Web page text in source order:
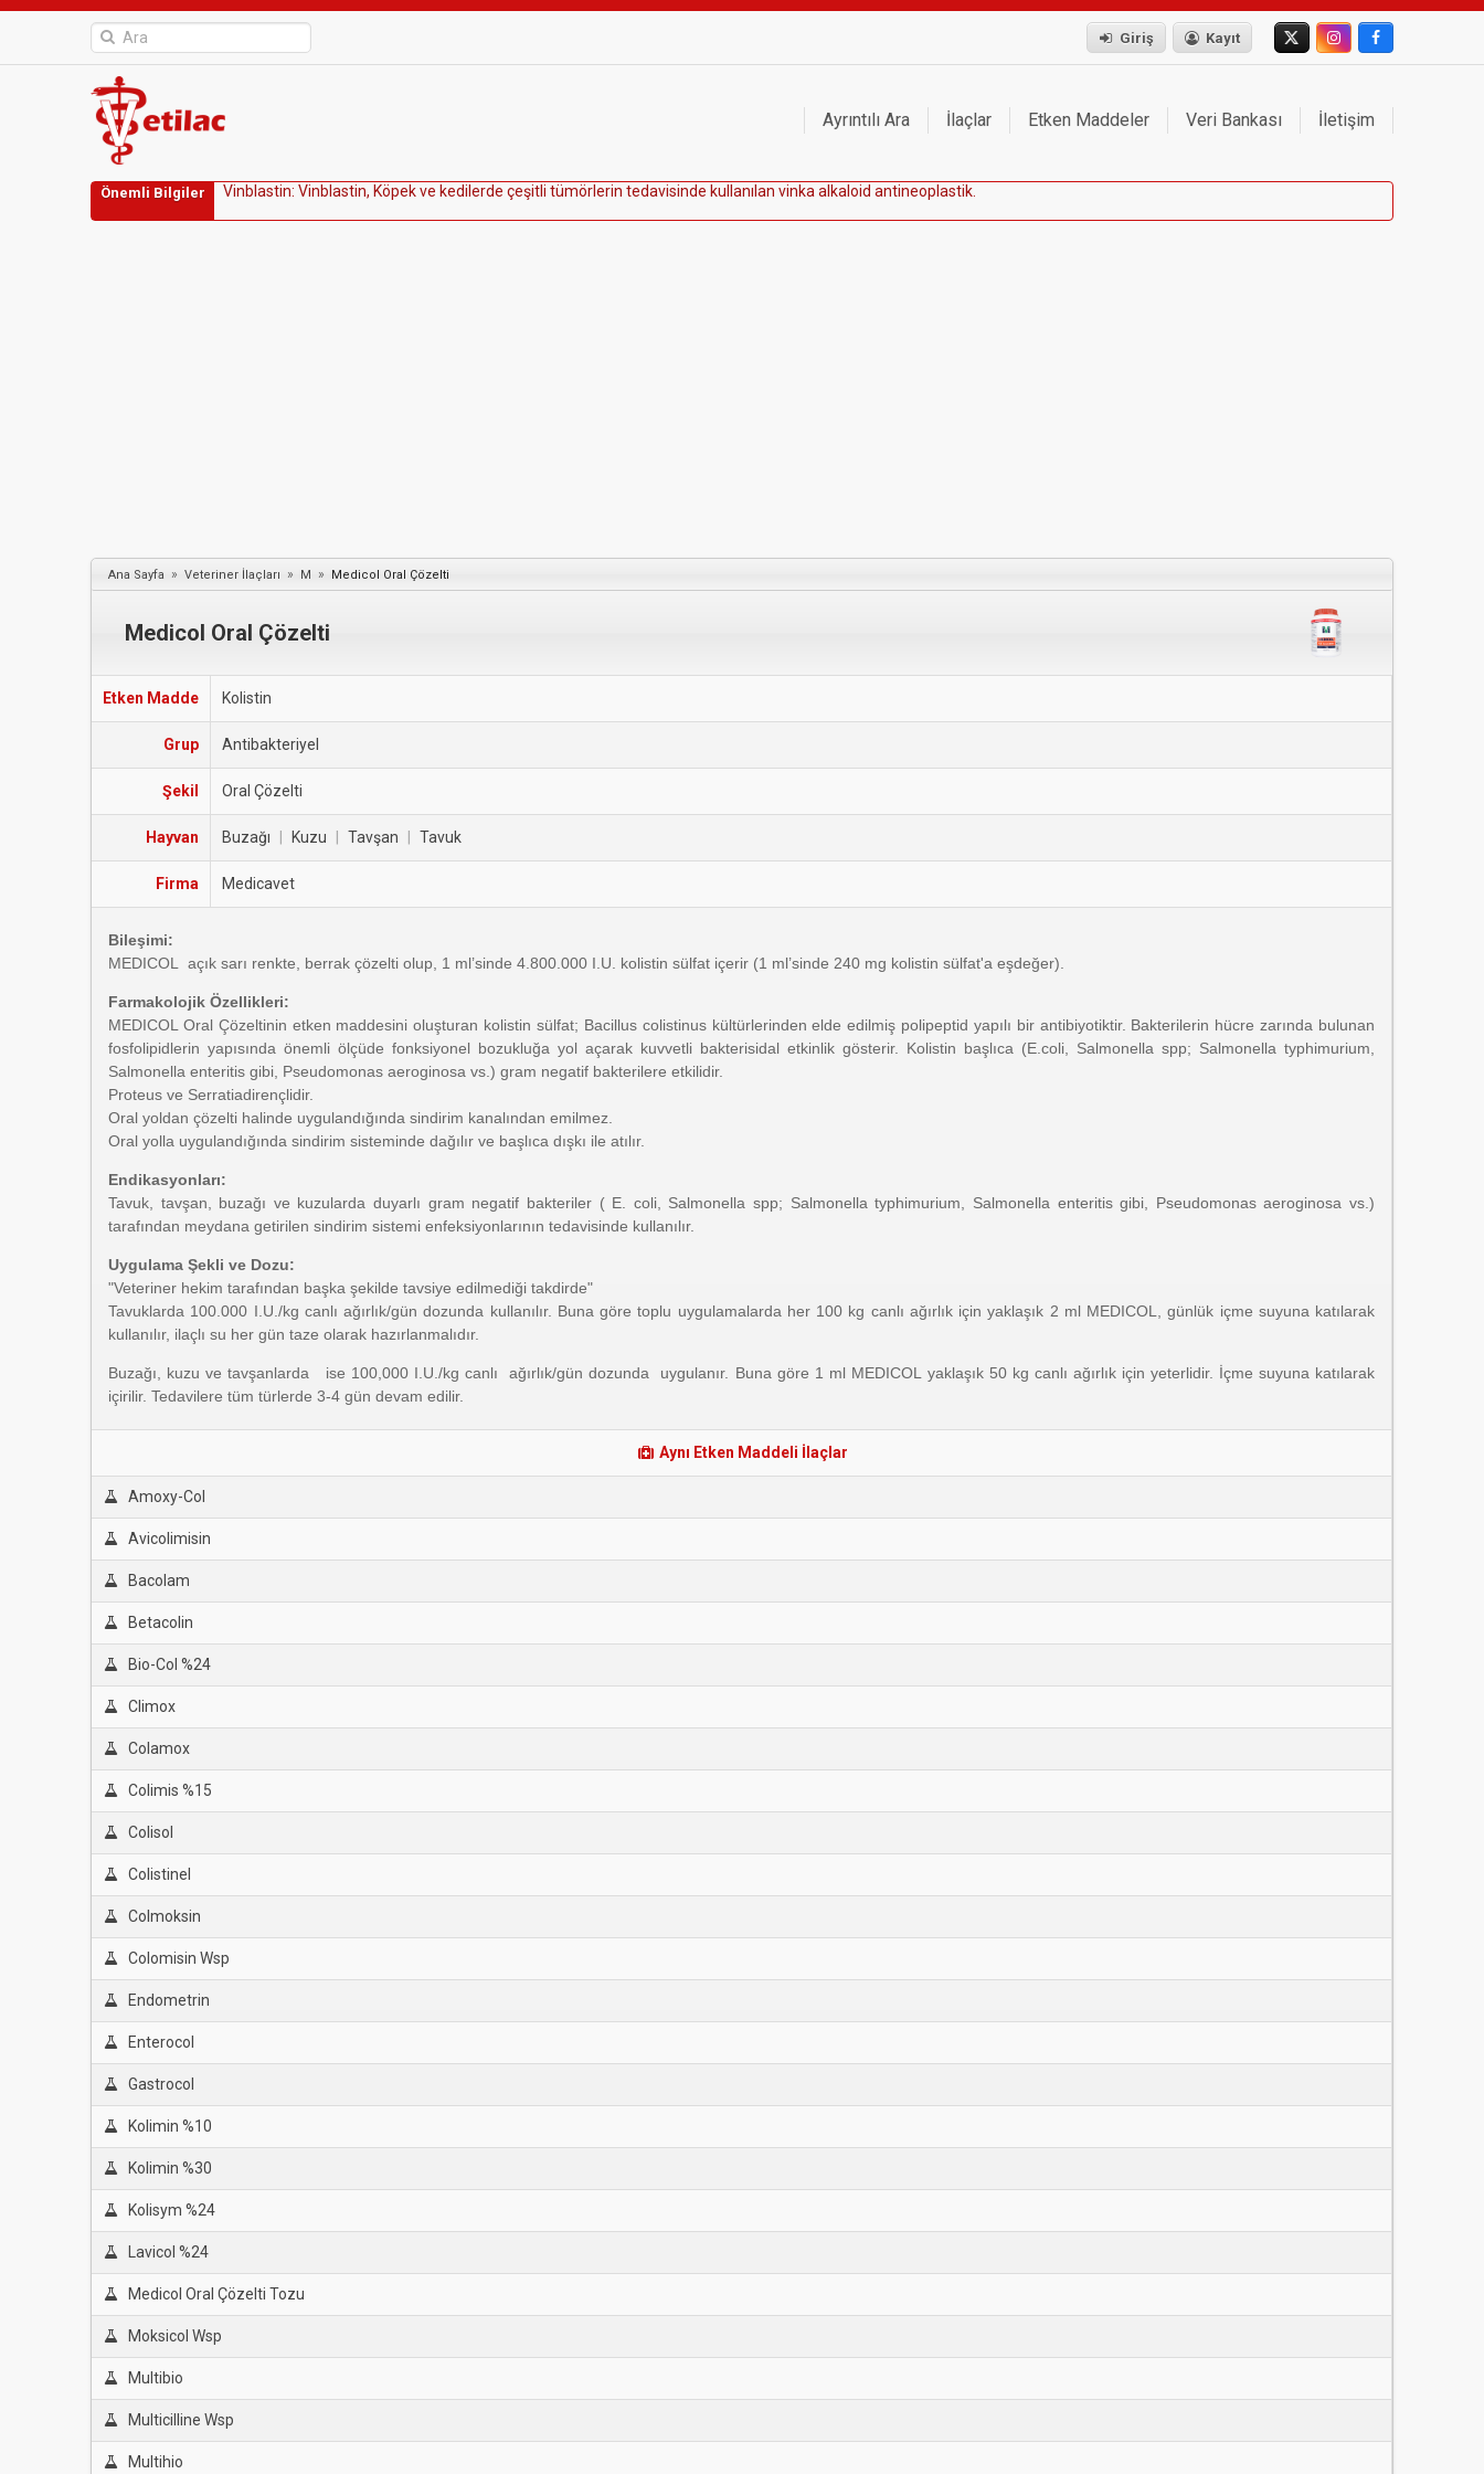
Giriş Kayıt
Ayrıntılı Ara İlaçlar Etken Maddeler Veri Bankası İletişim
Önemli Bilgiler Vinb astin: Vinb astin, Köpekve kedi erde çeşiti tümörerin tedavisinde ku anı an vinka a ka oid antineop astik
Ana Sayfa » Veteriner İlaçları » M » Medicol Oral Çözelti
Medicol Oral Çözelti
Etken Madde Kolistin
Grup Antibakteriyel
Şekil Oral Çözelti
Hayvan Buzağı Kuzu Tavşan Tavuk
Firma Medicavet
Bileşimi:
MEDICOL açık sarı renkte, berrak çözelti olup, 1 ml’sinde 4.800.000 I.U. kolistin sülfat içerir (1 ml’sinde 240 mg kolistin sülfat'a eşdeğer).
Farmakolojik Özellikleri:
MEDICOL Oral Çözeltinin etken maddesini oluşturan kolistin sülfat; Bacillus colistinus kültürlerinden elde edilmiş polipeptid yapılı bir antibiyotiktir. Bakterilerin hücre zarında bulunan
fosfolipidlerin yapısında önemli ölçüde fonksiyonel bozukluğa yol açarak kuvvetli bakterisidal etkinlik gösterir. Kolistin başlıca (E.coli, Salmonella spp; Salmonella typhimurium,
Salmonella enteritis gibi, Pseudomonas aeroginosa vs.) gram negatif bakterilere etkilidir.
Proteus ve Serratiadirençlidir.
Oral yoldan çözelti halinde uygulandığında sindirim kanalından emilmez.
Oral yolla uygulandığında sindirim sisteminde dağılır ve başlıca dışkı ile atılır.
Endikasyonları:
Tavuk, tavşan, buzağı ve kuzularda duyarlı gram negatif bakteriler ( E. coli, Salmonella spp; Salmonella typhimurium, Salmonella enteritis gibi, Pseudomonas aeroginosa vs.)
tarafından meydana getirilen sindirim sistemi enfeksiyonlarının tedavisinde kullanılır.
Uygulama Şekli ve Dozu:
"Veteriner hekim tarafından başka şekilde tavsiye edilmediği takdirde"
Tavuklarda 100.000 I.U./kg canlı ağırlık/gün dozunda kullanılır. Buna göre toplu uygulamalarda her 100 kg canlı ağırlık için yaklaşık 2 ml MEDICOL, günlük içme suyuna katılarak
kullanılır, ilaçlı su her gün taze olarak hazırlanmalıdır.
Buzağı, kuzu ve tavşanlarda ise 100,000 I.U./kg canlı ağırlık/gün dozunda uygulanır. Buna göre 1 ml MEDICOL yaklaşık 50 kg canlı ağırlık için yeterlidir. İçme suyuna katılarak
içirilir. Tedavilere tüm türlerde 3-4 gün devam edilir.
Aynı Etken Maddeli İlaçlar
Amoxy-Col
Avicolimisin
Bacolam
Betacolin
Bio-Col %24
Climox
Colamox
Colimis %15
Colisol
Colistinel
Colmoksin
Colomisin Wsp
Endometrin
Enterocol
Gastrocol
Kolimin %10
Kolimin %30
Kolisym %24
Lavicol %24
Medicol Oral Çözelti Tozu
Moksicol Wsp
Multibio
Multicilline Wsp
Multihio